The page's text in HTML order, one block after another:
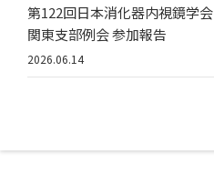
第122回日本消化器内視鏡学会
関東支部例会 参加報告
2026.06.14